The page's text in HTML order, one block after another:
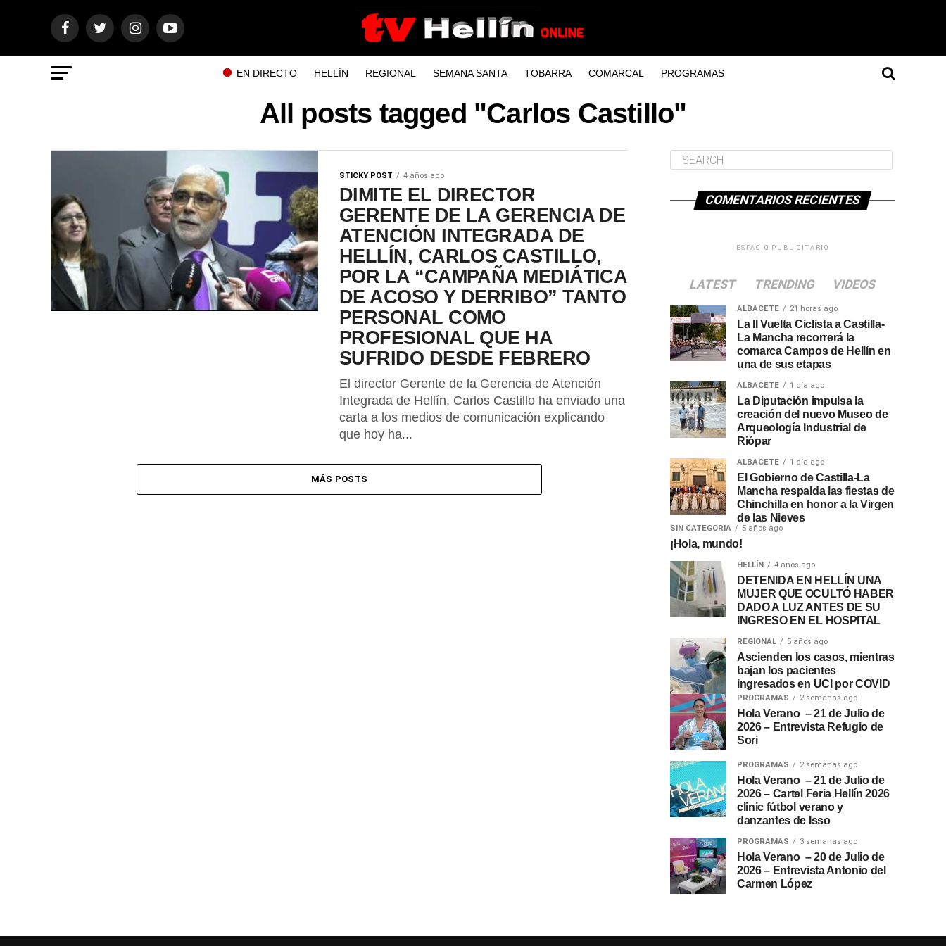
EN DIRECTO HELLÍN REGIONAL SEMANA SANTA TOBARRA COMARCAL PROGRAMAS
All posts tagged "Carlos Castillo"
STICKY POST 4 años ago
DIMITE EL DIRECTOR
GERENTE DE LA GERENCIA DE
ATENCIÓN INTEGRADA DE
HELLÍN, CARLOS CASTILLO,
POR LA “CAMPAÑA MEDIÁTICA
DE ACOSO Y DERRIBO” TANTO
PERSONAL COMO
PROFESIONAL QUE HA
SUFRIDO DESDE FEBRERO
El director Gerente de la Gerencia de Atención
Integrada de Hellín, Carlos Castillo ha enviado una
carta a los medios de comunicación explicando
que hoy ha...
MÁS POSTS
COMENTARIOS RECIENTES
ESPACIO PUBLICITARIO
LATEST TRENDING VIDEOS
ALBACETE 21 horas ago
La II Vuelta Ciclista a Castilla-
La Mancha recorrerá la
comarca Campos de Hellín en
una de sus etapas
ALBACETE 1 día ago
La Diputación impulsa la
creación del nuevo Museo de
Arqueología Industrial de
Riópar
ALBACETE 1 día ago
El Gobierno de Castilla-La
Mancha respalda las fiestas de
Chinchilla en honor a la Virgen
de las Nieves
SIN CATEGORÍA 5 años ago
¡Hola, mundo!
HELLÍN 4 años ago
DETENIDA EN HELLÍN UNA
MUJER QUE OCULTÓ HABER
DADO A LUZ ANTES DE SU
INGRESO EN EL HOSPITAL
REGIONAL 5 años ago
Ascienden los casos, mientras
bajan los pacientes
ingresados en UCI por COVID
PROGRAMAS 2 semanas ago
Hola Verano – 21 de Julio de
2026 – Entrevista Refugio de
Sori
PROGRAMAS 2 semanas ago
Hola Verano – 21 de Julio de
2026 – Cartel Feria Hellín 2026
clinic fútbol verano y
danzantes de Isso
PROGRAMAS 3 semanas ago
Hola Verano – 20 de Julio de
2026 – Entrevista Antonio del
Carmen López